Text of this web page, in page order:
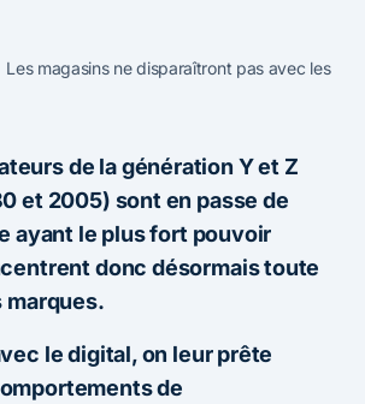
Les magasins ne disparaîtront pas avec les
de la génération Y et Z
et 2005) sont en passe de
ayant le plus fort pouvoir
donc désormais toute
marques.
le digital, on leur prête
de